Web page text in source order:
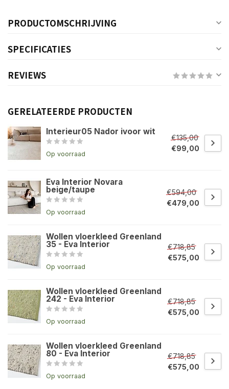
PRODUCTOMSCHRIJVING
SPECIFICATIES
REVIEWS
GERELATEERDE PRODUCTEN
Interieur05 Nador ivoor wit
Op voorraad
€135,00
€99,00
Eva Interior Novara
beige/taupe
Op voorraad
€594,00
€479,00
Wollen vloerkleed Greenland
35 - Eva Interior
Op voorraad
€718,85
€575,00
Wollen vloerkleed Greenland
242 - Eva Interior
Op voorraad
€718,85
€575,00
Wollen vloerkleed Greenland
80 - Eva Interior
Op voorraad
€718,85
€575,00